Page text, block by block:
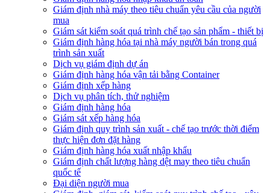
Giám định nhà máy theo tiêu chuẩn yêu cầu của người
mua
Giám sát kiểm soát quá trình chế tạo sản phẩm - thiết bị
Giám định hàng hóa tại nhà máy người bán trong quá
trình sản xuất
Dịch vụ giám định dự án
Giám định hàng hóa vận tải bằng Container
Giám định xếp hàng
Dịch vụ phân tích, thử nghiệm
Giám định hàng hóa
Giám sát xếp hàng hóa
Giám định quy trình sản xuất - chế tạo trước thời điểm
thực hiện đơn đặt hàng
Giám định hàng hóa xuất nhập khẩu
Giám định chất lượng hàng dệt may theo tiêu chuẩn
quốc tế
Đại diện người mua